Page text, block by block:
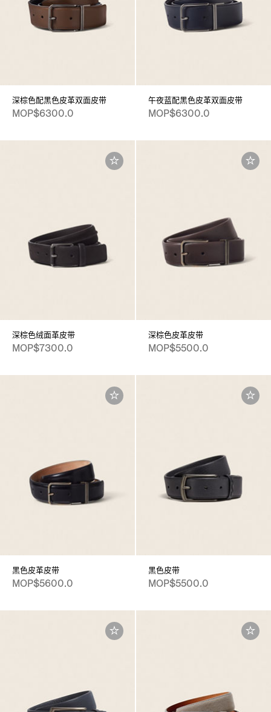
深棕色配黑色皮革双面皮带
MOP$6300.0
午夜蓝配黑色皮革双面皮带
MOP$6300.0
深棕色绒面革皮带
MOP$7300.0
深棕色皮革皮带
MOP$5500.0
黑色皮革皮带
MOP$5600.0
黑色皮带
MOP$5500.0